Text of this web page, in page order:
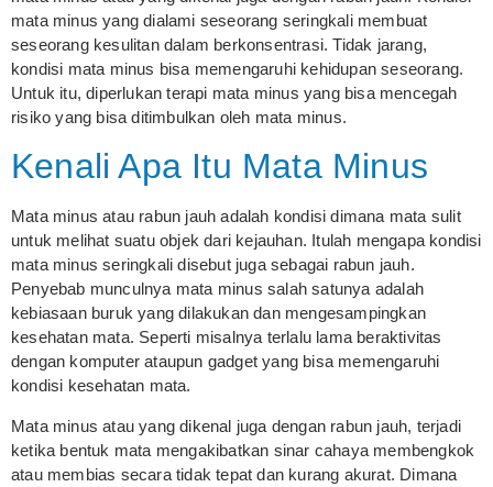
mata minus yang dialami seseorang seringkali membuat
seseorang kesulitan dalam berkonsentrasi. Tidak jarang,
kondisi mata minus bisa memengaruhi kehidupan seseorang.
Untuk itu, diperlukan terapi mata minus yang bisa mencegah
risiko yang bisa ditimbulkan oleh mata minus.
Kenali Apa Itu Mata Minus
Mata minus atau rabun jauh adalah kondisi dimana mata sulit
untuk melihat suatu objek dari kejauhan. Itulah mengapa kondisi
mata minus seringkali disebut juga sebagai rabun jauh.
Penyebab munculnya mata minus salah satunya adalah
kebiasaan buruk yang dilakukan dan mengesampingkan
kesehatan mata. Seperti misalnya terlalu lama beraktivitas
dengan komputer ataupun gadget yang bisa memengaruhi
kondisi kesehatan mata.
Mata minus atau yang dikenal juga dengan rabun jauh, terjadi
ketika bentuk mata mengakibatkan sinar cahaya membengkok
atau membias secara tidak tepat dan kurang akurat. Dimana